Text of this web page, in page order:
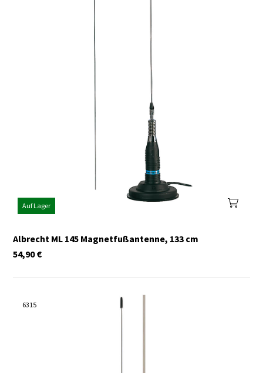
Auf Lager
Albrecht ML 145 Magnetfußantenne, 133 cm
€
54,90
6315